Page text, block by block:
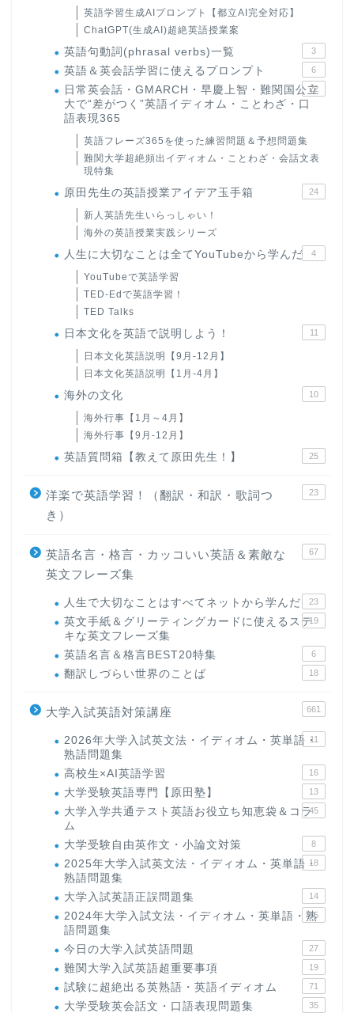
英語学習生成AIプロンプト【都立AI完全対応】
ChatGPT(生成AI)超絶英語授業案
英語句動詞(phrasal verbs)一覧 3
英語＆英会話学習に使えるプロンプト 6
日常英会話・GMARCH・早慶上智・難関国公立
大で“差がつく”英語イディオム・ことわざ・口
語表現365
22
英語フレーズ365を使った練習問題＆予想問題集
難関大学超絶頻出イディオム・ことわざ・会話文表
現特集
原田先生の英語授業アイデア玉手箱 24
新人英語先生いらっしゃい！
海外の英語授業実践シリーズ
人生に大切なことは全てYouTubeから学んだ 4
YouTubeで英語学習
TED-Edで英語学習！
TED Talks
日本文化を英語で説明しよう！ 11
日本文化英語説明【9月-12月】
日本文化英語説明【1月-4月】
海外の文化 10
海外行事【1月～4月】
海外行事【9月-12月】
英語質問箱【教えて原田先生！】 25
洋楽で英語学習！（翻訳・和訳・歌詞つ
き）
23
英語名言・格言・カッコいい英語＆素敵な
英文フレーズ集
67
人生で大切なことはすべてネットから学んだ 23
英文手紙＆グリーティングカードに使えるステ
キな英文フレーズ集
19
英語名言＆格言BEST20特集 6
翻訳しづらい世界のことば 18
大学入試英語対策講座 661
2026年大学入試英文法・イディオム・英単語・
熟語問題集
11
高校生×AI英語学習 16
大学受験英語専門【原田塾】 13
大学入学共通テスト英語お役立ち知恵袋＆コラ
ム
45
大学受験自由英作文・小論文対策 8
2025年大学入試英文法・イディオム・英単語・
熟語問題集
18
大学入試英語正誤問題集 14
2024年大学入試文法・イディオム・英単語・熟
語問題集
15
今日の大学入試英語問題 27
難関大学入試英語超重要事項 19
試験に超絶出る英熟語・英語イディオム 71
大学受験英会話文・口語表現問題集 35